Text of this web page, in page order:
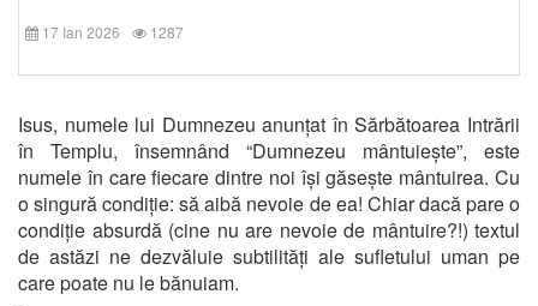
17 Ian 2026 1287
Isus, numele lui Dumnezeu anunțat în Sărbătoarea Intrării
în Templu, însemnând “Dumnezeu mântuiește”, este
numele în care fiecare dintre noi își găsește mântuirea. Cu
o singură condiție: să aibă nevoie de ea! Chiar dacă pare o
condiție absurdă (cine nu are nevoie de mântuire?!) textul
de astăzi ne dezvăluie subtilități ale sufletului uman pe
care poate nu le bănuiam.